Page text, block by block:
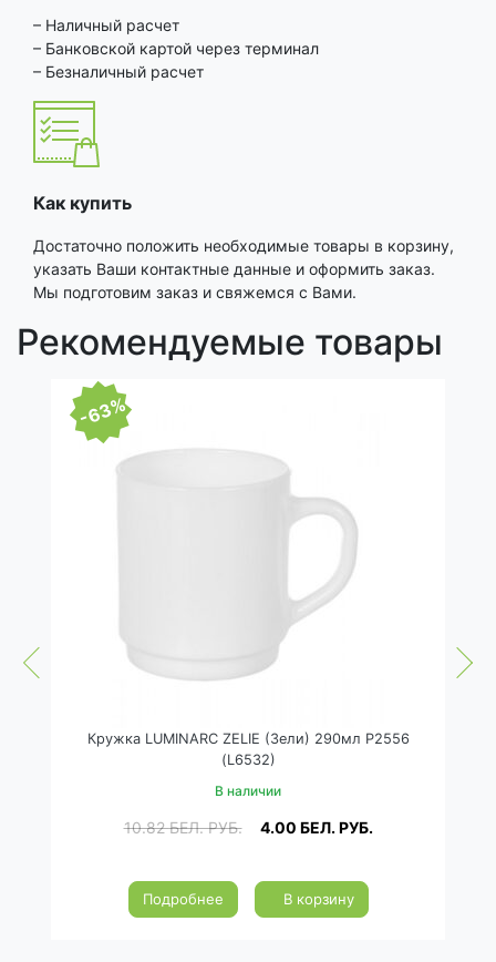
– Наличный расчет
– Банковской картой через терминал
– Безналичный расчет
Как купить
Достаточно положить необходимые товары в корзину,
указать Ваши контактные данные и оформить заказ.
Мы подготовим заказ и свяжемся с Вами.
Рекомендуемые товары
-63%
Кружка LUMINARC ZELIE (Зели) 290мл P2556
(L6532)
В наличии
10.82БЕЛ. РУБ. 4.00 БЕЛ. РУБ.
Подробнее В корзину